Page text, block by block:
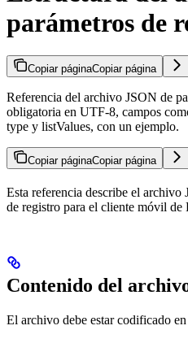
parámetros de
Copiar páginaCopiar página
Referencia del archivo JSON de
obligatoria en UTF-8, campos
type y listValues, con un ejemplo.
Copiar páginaCopiar página
Esta referencia describe el archivo
de registro para el cliente móvil de
Contenido del
El archivo debe estar codificado